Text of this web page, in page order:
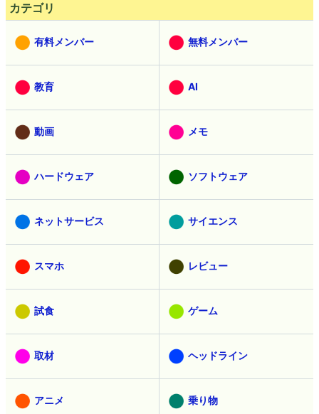
カテゴリ
有料メンバー 無料メンバー
教育 AI
動画 メモ
ハードウェア ソフトウェア
ネットサービス サイエンス
スマホ レビュー
試食 ゲーム
取材 ヘッドライン
アニメ 乗り物